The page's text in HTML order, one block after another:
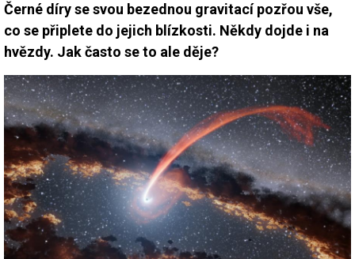
Černé díry se svou bezednou gravitací pozřou vše,
co se připlete do jejich blízkosti. Někdy dojde i na
hvězdy. Jak často se to ale děje?